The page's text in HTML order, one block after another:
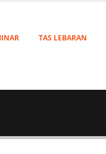
TAS LEBARAN